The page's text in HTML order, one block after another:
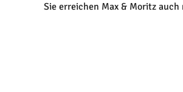
Sie erreichen Max & Moritz